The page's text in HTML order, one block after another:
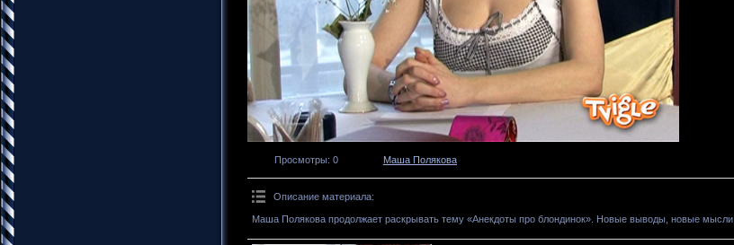
Просмотры: 0 Маша Полякова
Описание материала:
Маша Полякова продолжает раскрывать тему «Анекдоты про блондинок». Новые выводы, новые мысли.